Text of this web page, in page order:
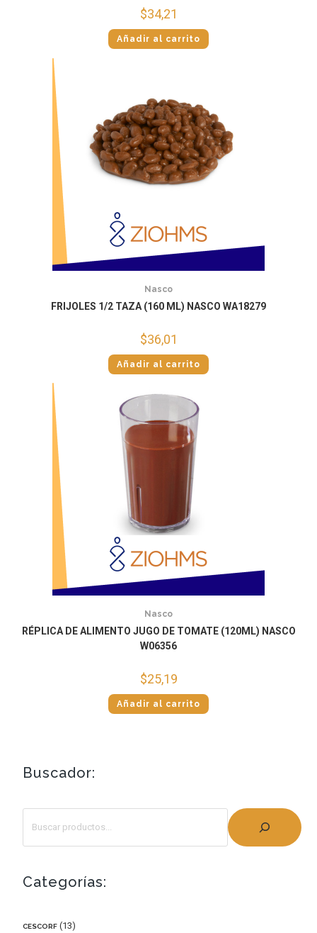
$34,21
Añadir al carrito
Nasco
FRIJOLES 1/2 TAZA (160 ML) NASCO WA18279
$36,01
Añadir al carrito
Nasco
RÉPLICA DE ALIMENTO JUGO DE TOMATE (120ML) NASCO
W06356
$25,19
Añadir al carrito
Buscador:
Categorías:
CESCORF 13